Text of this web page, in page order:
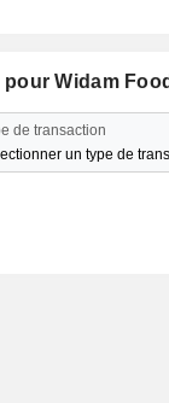
Widam
de transaction
un type de